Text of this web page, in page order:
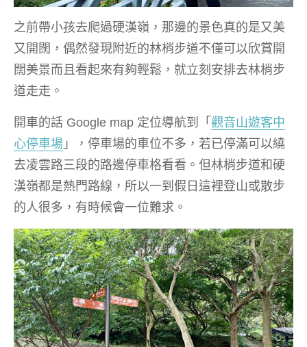
之前帶小孩去爬過硬漢嶺，那邊的景色真的是又美
又開闊，偶然發現附近的林梢步道不僅可以欣賞開
闊美景而且看起來有夠輕鬆，就立刻安排去林梢步
道走走。
開車的話 Google map 定位導航到「 觀音山遊客中
心停車場 」，停車場的車位不多，若已停滿可以繞
去凌雲路三段的路邊停車格看看。但林梢步道和硬
漢嶺都是熱門路線，所以一到假日這裡登山或散步
的人很多，有時候會一位難求。